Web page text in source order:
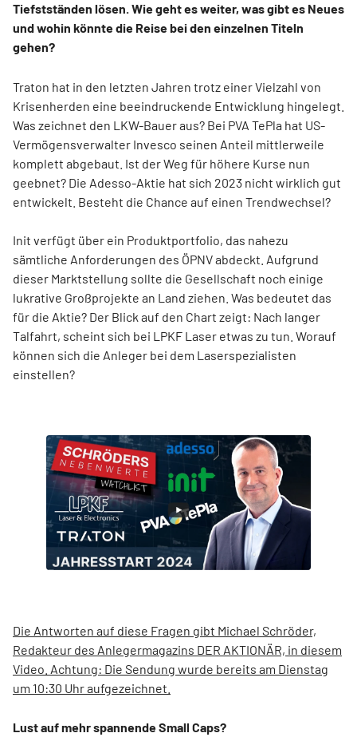
Tiefstständen lösen. Wie geht es weiter, was gibt es Neues
und wohin könnte die Reise bei den einzelnen Titeln
gehen?
Traton hat in den letzten Jahren trotz einer Vielzahl von
Krisenherden eine beeindruckende Entwicklung hingelegt.
Was zeichnet den LKW-Bauer aus? Bei PVA TePla hat US-
Vermögensverwalter Invesco seinen Anteil mittlerweile
komplett abgebaut. Ist der Weg für höhere Kurse nun
geebnet? Die Adesso-Aktie hat sich 2023 nicht wirklich gut
entwickelt. Besteht die Chance auf einen Trendwechsel?
Init verfügt über ein Produktportfolio, das nahezu
sämtliche Anforderungen des ÖPNV abdeckt. Aufgrund
dieser Marktstellung sollte die Gesellschaft noch einige
lukrative Großprojekte an Land ziehen. Was bedeutet das
für die Aktie? Der Blick auf den Chart zeigt: Nach langer
Talfahrt, scheint sich bei LPKF Laser etwas zu tun. Worauf
können sich die Anleger bei dem Laserspezialisten
einstellen?
Die Antworten auf diese Fragen gibt Michael Schröder,
Redakteur des Anlegermagazins DER AKTIONÄR, in diesem
Video. Achtung: Die Sendung wurde bereits am Dienstag
um 10:30 Uhr aufgezeichnet.
Lust auf mehr spannende Small Caps?